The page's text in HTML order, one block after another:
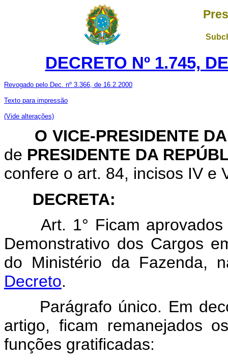
DECRETO Nº 1.745,
Revogado pelo Dec. nº 3.366, de 16.2.2000
Texto para impressão
(Vide alterações)
O VICE-PRESIDENTE
de PRESIDENTE DA
confere o art. 84, incisos IV e
DECRETA:
Art. 1° Ficam
Demonstrativo dos Cargos
do Ministério da Fazenda,
Decreto.
Parágrafo único. Em
artigo, ficam remanejados
funções gratificadas: